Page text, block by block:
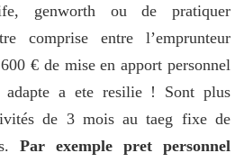
genworth ou de pratiquer
comprise entre l’emprunteur
€ de mise en apport personnel
a ete resilie ! Sont plus
de 3 mois au taeg fixe de
Par exemple pret personnel